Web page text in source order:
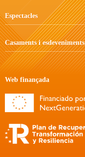
Web finançada
Espectacles
Casaments i esdeveniments